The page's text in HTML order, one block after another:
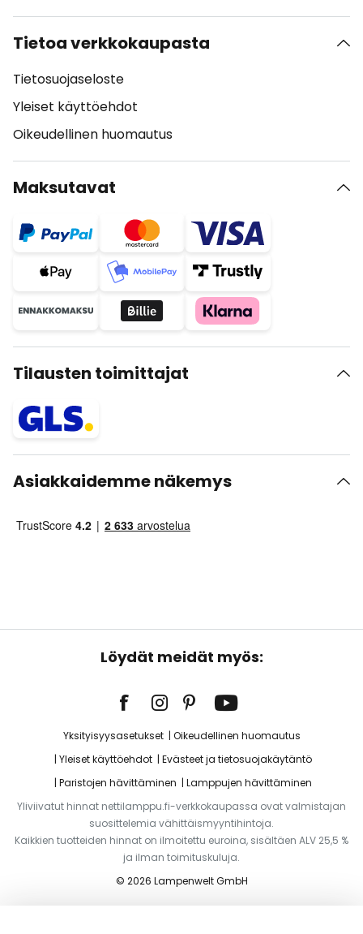
Tietoa verkkokaupasta
Tietosuojaseloste
Yleiset käyttöehdot
Oikeudellinen huomautus
Maksutavat
Tilausten toimittajat
Asiakkaidemme näkemys
Löydät meidät myös:
Yksityisyysasetukset
Oikeudellinen huomautus
Yleiset käyttöehdot
Evästeet ja tietosuojakäytäntö
Paristojen hävittäminen
Lamppujen hävittäminen
Yliviivatut hinnat nettilamppu.fi-verkkokaupassa ovat valmistajan
suosittelemia vähittäismyyntihintoja.
Kaikkien tuotteiden hinnat on ilmoitettu euroina, sisältäen ALV 25,5 %
ja ilman toimituskuluja.
© 2026 Lampenwelt GmbH